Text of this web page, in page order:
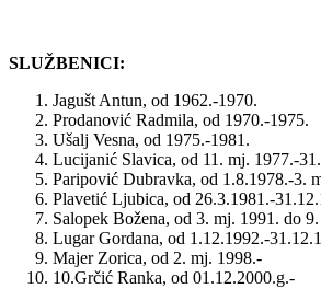
SLUŽBENICI:
Jagušt Antun, od 1962.-1970.
Prodanović Radmila, od 1970.-1975.
Ušalj Vesna, od 1975.-1981.
Lucijanić Slavica, od 11. mj. 1977.-
Paripović Dubravka, od 1.8.1978.-3.
Plavetić Ljubica, od 26.3.1981.-
Salopek Božena, od 3. mj. 1991. do
Lugar Gordana, od 1.12.1992.-
Majer Zorica, od 2. mj. 1998.-
10.Grčić Ranka, od 01.12.2000.g.-